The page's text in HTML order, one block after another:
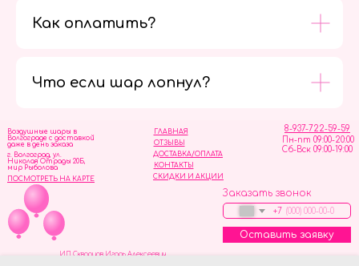
Как оплатить?
Что если шар лопнул?
ОТЗЫВЫ
ГЛАВНАЯ
ДОСТАВКА/ОПЛАТА
СКИДКИ И АКЦИИ
КОНТАКТЫ
8-937-722-59-59
Пн-пт 09:00-20:00
Сб-Вск 09:00-19:00
Воздушные шары в
Волгограде с доставкой
даже в день заказа
Заказать звонок
+7
Оставить заявку
г. Волгоград, ул.
Николая Отрады 20Б,
мир Рыболова
ПОСМОТРЕТЬ НА КАРТЕ
ИП Скворцов Игорь Алексеевич